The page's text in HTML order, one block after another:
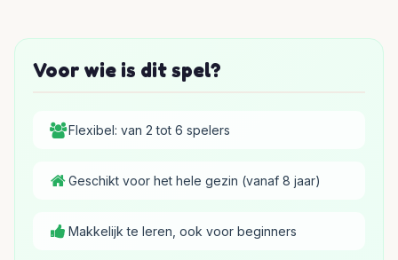
Voor wie is dit spel?
Flexibel: van 2 tot 6 spelers
Geschikt voor het hele gezin (vanaf 8 jaar)
Makkelijk te leren, ook voor beginners